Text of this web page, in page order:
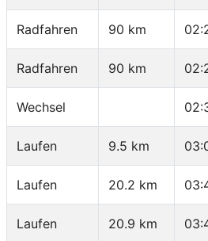
Radfahren 90 km
Radfahren 90 km
Wechsel
Laufen 9.5 km
Laufen 20.2 km
Laufen 20.9 km